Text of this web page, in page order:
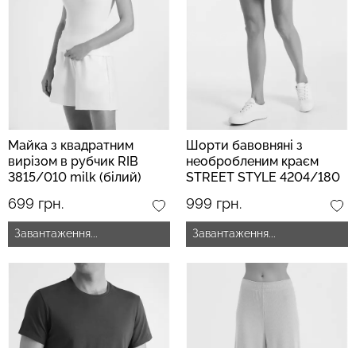
Майка з квадратним
вирізом в рубчик RIB
3815/010 milk (білий)
699 грн.
Завантаження...
Шорти бавовняні з
необробленим краєм
STREET STYLE 4204/180
999 грн.
Завантаження...